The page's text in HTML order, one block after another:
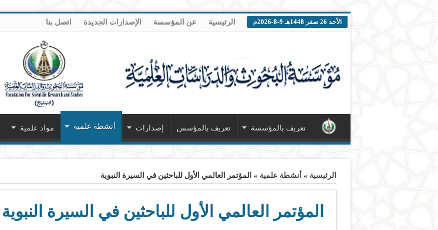
الأحد 26 صفر 1448هـ 9-8-2026م الرئيسية عن المؤسسة الإصدارات الجديدة اتصل بنا
تعريف بالمؤسسة تعريف بالمؤسس إصدارات أنشطة علمية مواد علمية
الرئيسية » أنشطة علمية » المؤتمر العالمي الأول للباحثين في السيرة النبوية
المؤتمر العالمي الأول للباحثين في السيرة النبوية